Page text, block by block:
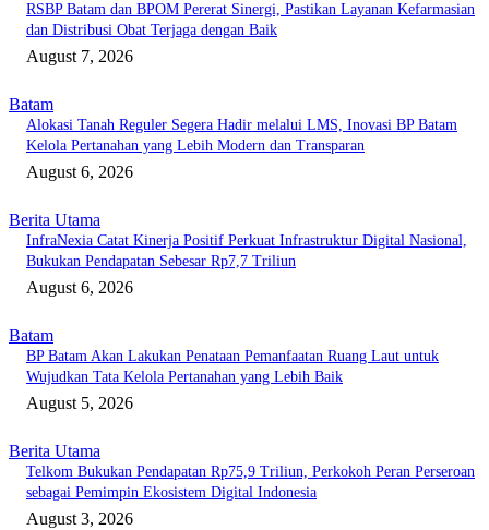
RSBP Batam dan BPOM Pererat Sinergi, Pastikan Layanan Kefarmasian
dan Distribusi Obat Terjaga dengan Baik
August 7, 2026
Batam
Alokasi Tanah Reguler Segera Hadir melalui LMS, Inovasi BP Batam
Kelola Pertanahan yang Lebih Modern dan Transparan
August 6, 2026
Berita Utama
InfraNexia Catat Kinerja Positif Perkuat Infrastruktur Digital Nasional,
Bukukan Pendapatan Sebesar Rp7,7 Triliun
August 6, 2026
Batam
BP Batam Akan Lakukan Penataan Pemanfaatan Ruang Laut untuk
Wujudkan Tata Kelola Pertanahan yang Lebih Baik
August 5, 2026
Berita Utama
Telkom Bukukan Pendapatan Rp75,9 Triliun, Perkokoh Peran Perseroan
sebagai Pemimpin Ekosistem Digital Indonesia
August 3, 2026